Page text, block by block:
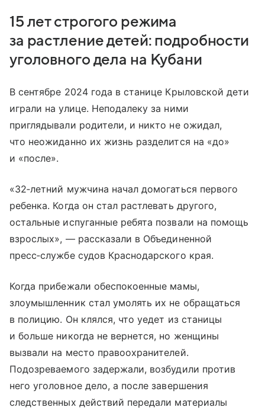
15 лет строгого режима
за растление детей: подробности
уголовного дела на Кубани
В сентябре 2024 года в станице Крыловской дети
играли на улице. Неподалеку за ними
приглядывали родители, и никто не ожидал,
что неожиданно их жизнь разделится на «до»
и «после».
«32‑летний мужчина начал домогаться первого
ребенка. Когда он стал растлевать другого,
остальные испуганные ребята позвали на помощь
взрослых», — рассказали в Объединенной
пресс‑службе судов Краснодарского края.
Когда прибежали обеспокоенные мамы,
злоумышленник стал умолять их не обращаться
в полицию. Он клялся, что уедет из станицы
и больше никогда не вернется, но женщины
вызвали на место правоохранителей.
Подозреваемого задержали, возбудили против
него уголовное дело, а после завершения
следственных действий передали материалы